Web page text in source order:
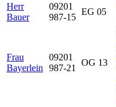
Herr
Bauer
09201
987-15
EG 05
Frau
Bayerlein
09201
987-21
OG 13